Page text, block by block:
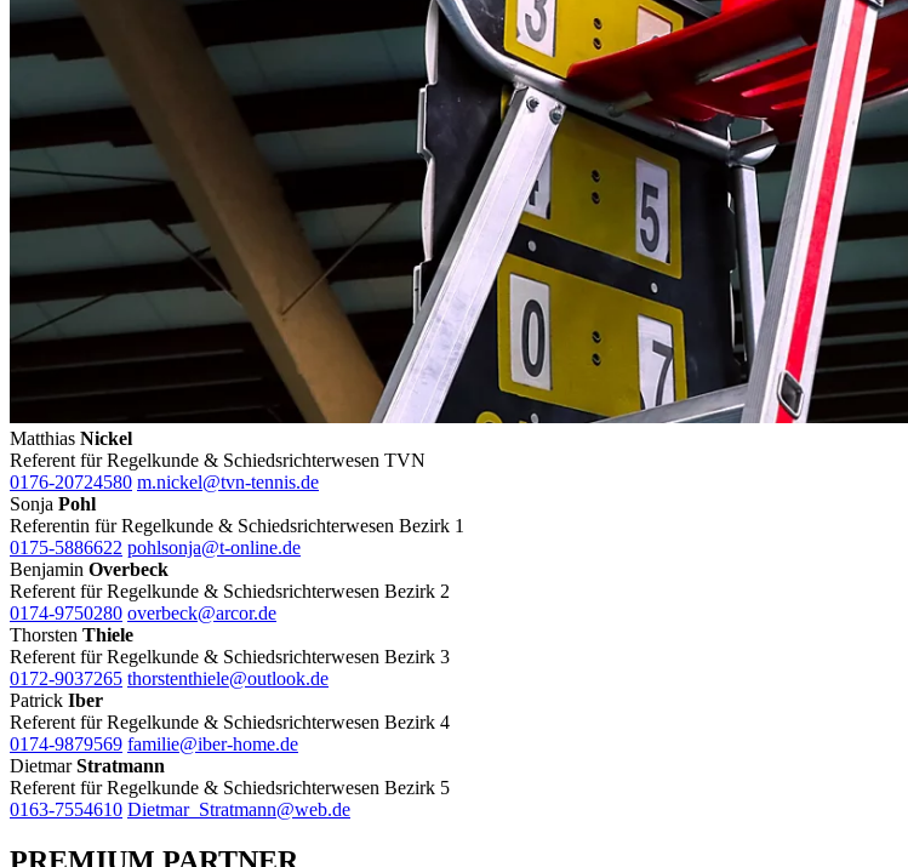
Matthias Nickel
Referent für Regelkunde & Schiedsrichterwesen TVN
0176-20724580 m.nickel@tvn-tennis.de
Sonja Pohl
Referentin für Regelkunde & Schiedsrichterwesen Bezirk 1
0175-5886622 pohlsonja@t-online.de
Benjamin Overbeck
Referent für Regelkunde & Schiedsrichterwesen Bezirk 2
0174-9750280 overbeck@arcor.de
Thorsten Thiele
Referent für Regelkunde & Schiedsrichterwesen Bezirk 3
0172-9037265 thorstenthiele@outlook.de
Patrick Iber
Referent für Regelkunde & Schiedsrichterwesen Bezirk 4
0174-9879569 familie@iber-home.de
DietmarStratmann
Referent für Regelkunde & Schiedsrichterwesen Bezirk 5
0163-7554610 Dietmar_Stratmann@web.de